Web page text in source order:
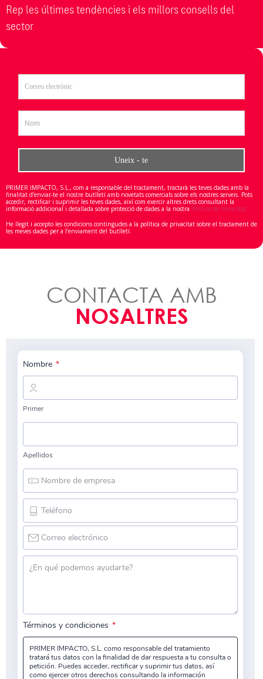
Rep les últimes tendències i els millors consells del
sector​
PRIMER IMPACTO, S.L., com a responsable del tractament, tractarà les teves dades amb la
finalitat d’enviar-te el nostre butlletí amb novetats comercials sobre els nostres serveis. Pots
accedir, rectificar i suprimir les teves dades, així com exercir altres drets consultant la
informació addicional i detallada sobre protecció de dades a la nostra Política de Privacitat
He llegit i accepto les condicions contingudes a la política de privacitat sobre el tractament de
les meves dades per a l’enviament del butlletí.
CONTACTA AMB
NOSALTRES